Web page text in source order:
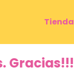
Tienda